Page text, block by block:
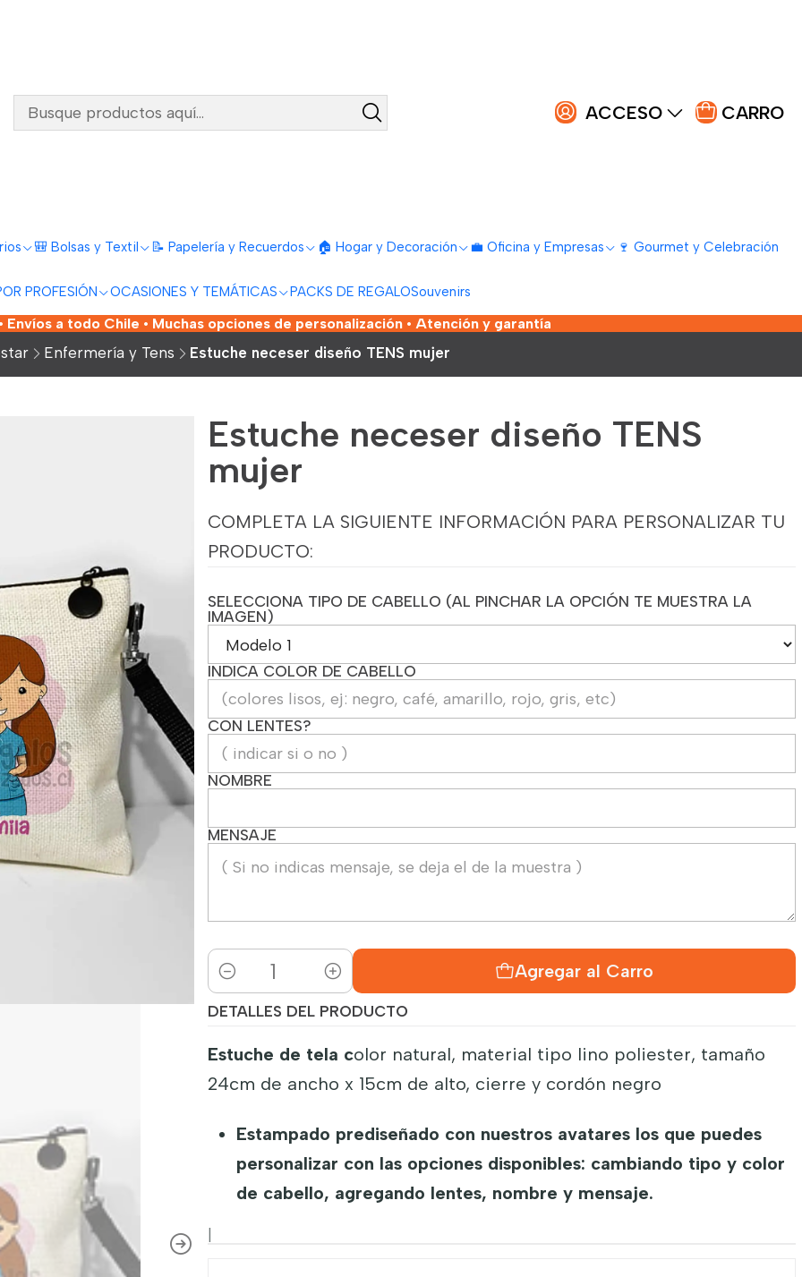
ACCESO CARRO
🎒 Bolsas y Textil 📝 Papelería y Recuerdos 🏠 Hogar y Decoración 💼 Oficina y Empresas 🍷 Gourmet y Celebración
PROFESIÓN OCASIONES Y TEMÁTICAS PACKS DE REGALOSouvenirs
Envíos a todo Chile • Muchas opciones de personalización • Atención y garantía
Enfermería y Tens Estuche neceser diseño TENS mujer
Estuche neceser diseño TENS
mujer
COMPLETA LA SIGUIENTE INFORMACIÓN PARA PERSONALIZAR TU
PRODUCTO:
SELECCIONA TIPO DE CABELLO (AL PINCHAR LA OPCIÓN TE MUESTRA LA
IMAGEN)
INDICA COLOR DE CABELLO
CON LENTES?
NOMBRE
MENSAJE
Cantidad
Agregar al Carro
DETALLES DEL PRODUCTO
Estuche de tela color natural, material tipo lino poliester, tamaño
24cm de ancho x 15cm de alto, cierre y cordón negro
Estampado prediseñado con nuestros avatares los que puedes
personalizar con las opciones disponibles: cambiando tipo y color
de cabello, agregando lentes, nombre y mensaje.